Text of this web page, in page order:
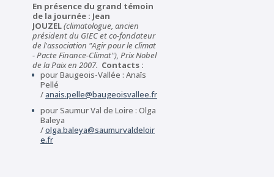
En présence du grand témoin
de la journée : Jean
JOUZEL(climatologue, ancien
président du GIEC et co-fondateur
de l'association "Agir pour le climat
- Pacte Finance-Climat"), Prix Nobel
de la Paix en 2007. Contacts :
pour Baugeois-Vallée : Anaïs
Pellé
/anais.pelle@baugeoisvallee.fr
pour Saumur Val de Loire : Olga
Baleya
/olga.baleya@saumurvaldeloir
e.fr